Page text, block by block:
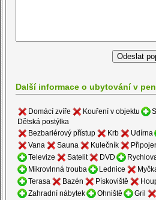
Další informace o ubytování v
Domácí zvíře Kouření v objektu
Dětská postýlka
Bezbariérový přístup
Krb Udírna
Vana
Sauna Kulečník
Televize
Satelit DVD
Mikrovlnná trouba
Lednice
Terasa
Bazén Pískoviště
Zahradní nábytek
Ohniště Gril